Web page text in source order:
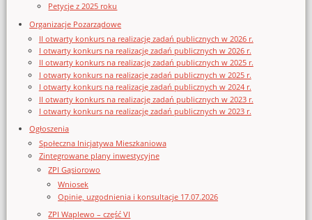
Petycje z 2025 roku
Organizacje Pozarządowe
II otwarty konkurs na realizację zadań publicznych w 2026 r.
I otwarty konkurs na realizację zadań publicznych w 2026 r.
II otwarty konkurs na realizację zadań publicznych w 2025 r.
I otwarty konkurs na realizację zadań publicznych w 2025 r.
I otwarty konkurs na realizację zadań publicznych w 2024 r.
II otwarty konkurs na realizację zadań publicznych w 2023 r.
I otwarty konkurs na realizację zadań publicznych w 2023 r.
Ogłoszenia
Społeczna Inicjatywa Mieszkaniowa
Zintegrowane plany inwestycyjne
ZPI Gąsiorowo
Wniosek
Opinie, uzgodnienia i konsultacje 17.07.2026
ZPI Waplewo – część VI